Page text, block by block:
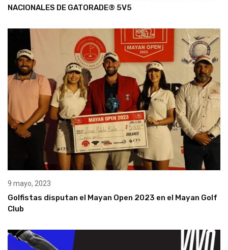
NACIONALES DE GATORADE® 5V5
9 mayo, 2023
Golfistas disputan el Mayan Open 2023 en el Mayan Golf
Club